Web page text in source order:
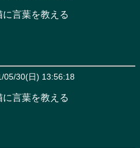
言葉を教える
05/30(日) 13:56:18
言葉を教える